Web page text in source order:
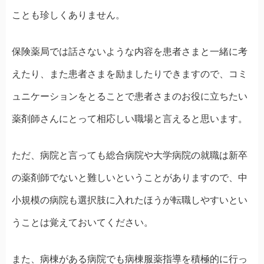
ことも珍しくありません。
保険薬局では話さないような内容を患者さまと一緒に考
えたり、また患者さまを励ましたりできますので、コミ
ュニケーションをとることで患者さまのお役に立ちたい
薬剤師さんにとって相応しい職場と言えると思います。
ただ、病院と言っても総合病院や大学病院の就職は新卒
の薬剤師でないと難しいということがありますので、中
小規模の病院も選択肢に入れたほうが転職しやすいとい
うことは覚えておいてください。
また、病棟がある病院でも病棟服薬指導を積極的に行っ